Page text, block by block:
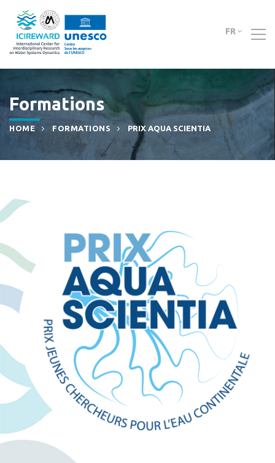
FR
Formations
HOME FORMATIONS PRIX AQUA SCIENTIA